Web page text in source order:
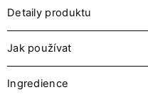
Detaily produktu
Jak používat
Ingredience